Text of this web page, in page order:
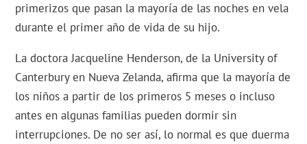
primerizos que pasan la mayoría de las noches en vela
durante el primer año de vida de su hijo.
La doctora Jacqueline Henderson, de la University of
Canterbury en Nueva Zelanda, afirma que la mayoría de
los niños a partir de los primeros 5 meses o incluso
antes en algunas familias pueden dormir sin
interrupciones. De no ser así, lo normal es que duerma